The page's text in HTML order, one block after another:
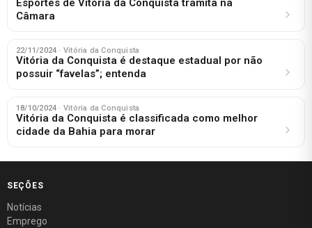
Esportes de Vitória da Conquista tramita na
Câmara
22/11/2024 · Vitória da Conquista
Vitória da Conquista é destaque estadual por não
possuir “favelas”; entenda
18/10/2024 · Vitória da Conquista
Vitória da Conquista é classificada como melhor
cidade da Bahia para morar
SEÇÕES
Notícias
Emprego